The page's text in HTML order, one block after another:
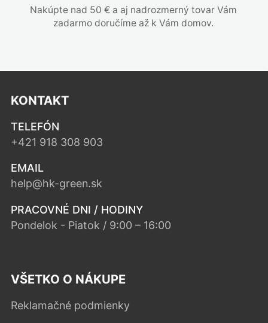
Nakúpte nad 50 € a aj nadrozmerný tovar Vám
zadarmo doručíme až k Vám domov.
KONTAKT
TELEFÓN
+421 918 308 903
EMAIL
help@hk-green.sk
PRACOVNÉ DNI / HODINY
Pondelok - Piatok / 9:00 – 16:00
VŠETKO O NÁKUPE
Reklamačné podmienky